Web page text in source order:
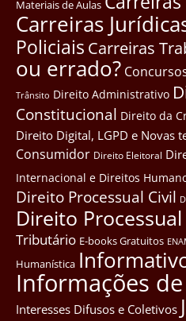
Materiais de Aulas
Carreiras
Policiais Carreiras
ou errado?
Trânsito Direito Administrativo
Constitucional Direito da
Direito Digital, LGPD e Novas
Consumidor Direito Eleitoral
Internacional e Direitos
Direito Processual Civil
Direito
Tributário E-books Gratuitos
Humanística
Informações
Interesses Difusos e Coletivos